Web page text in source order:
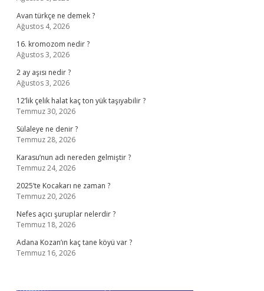
Avan türkçe ne demek ?
Ağustos 4, 2026
16. kromozom nedir ?
Ağustos 3, 2026
2 ay aşısı nedir ?
Ağustos 3, 2026
12’lik çelik halat kaç ton yük taşıyabilir ?
Temmuz 30, 2026
Sülaleye ne denir ?
Temmuz 28, 2026
Karasu’nun adı nereden gelmiştir ?
Temmuz 24, 2026
2025’te Kocakarı ne zaman ?
Temmuz 20, 2026
Nefes açıcı şuruplar nelerdir ?
Temmuz 18, 2026
Adana Kozan’ın kaç tane köyü var ?
Temmuz 16, 2026